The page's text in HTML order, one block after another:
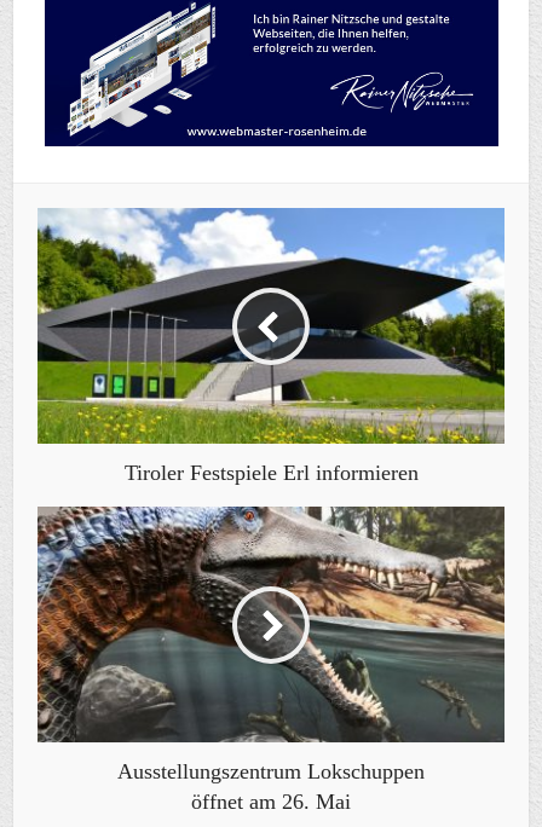
Tiroler Festspiele Erl informieren
Ausstellungszentrum Lokschuppen
öffnet am 26. Mai